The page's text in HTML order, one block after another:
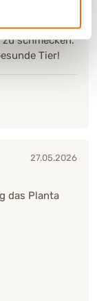
angenehm,
schmecken.
Tier!
27.05.2026
das Planta